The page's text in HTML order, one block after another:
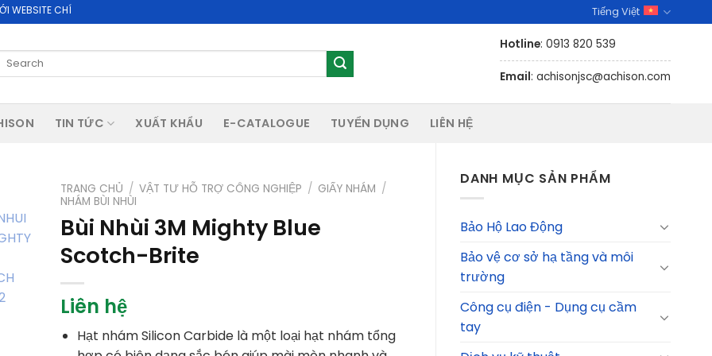
CHÍNH THỨC CỦA CÔNG TY CỔ PHẦN ACHISON Tiếng Việt
Search
Hotline: 0913 820 539
Email: achisonjsc@achison.com
TIN TỨC XUẤT KHẨU E-CATALOGUE TUYỂN DỤNG LIÊN HỆ
DANH MỤC SẢN PHẨM
Bảo Hộ Lao Động
Bảo vệ cơ sở hạ tầng và môi
trường
Công cụ điện - Dụng cụ cầm
tay
TRANG CHỦ / VẬT TƯ HỖ TRỢ CÔNG NGHIỆP / GIẤY NHÁM /
NHÁM BÙI NHÙI
Bùi Nhùi 3M Mighty Blue
Scotch-Brite
Liên hệ
Hạt nhám Silicon Carbide là một loại hạt nhám tổng